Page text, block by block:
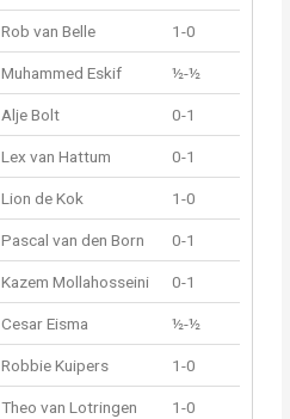
Rob van Belle 1-0
Muhammed Eskif ½-½
Alje Bolt 0-1
Lex van Hattum 0-1
Lion de Kok 1-0
Pascal van den Born 0-1
Kazem Mollahosseini 0-1
Cesar Eisma ½-½
Robbie Kuipers 1-0
Theo van Lotringen 1-0